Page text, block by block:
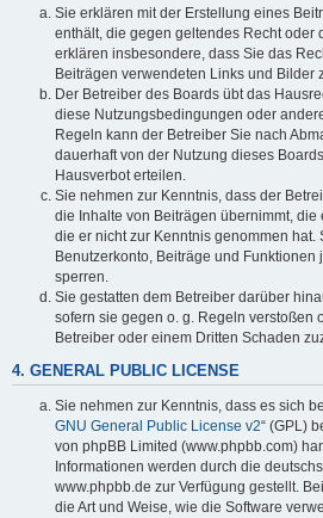
Sie erklären mit der Erstellung eines
enthält, die gegen geltendes Recht oder
erklären insbesondere, dass Sie das
Beiträgen verwendeten Links und Bilder
Der Betreiber des Boards übt das
diese Nutzungsbedingungen oder
Regeln kann der Betreiber Sie nach
dauerhaft von der Nutzung dieses
Hausverbot erteilen.
Sie nehmen zur Kenntnis, dass der
die Inhalte von Beiträgen übernimmt, die
die er nicht zur Kenntnis genommen hat.
Benutzerkonto, Beiträge und Funktionen
sperren.
Sie gestatten dem Betreiber darüber
sofern sie gegen o. g. Regeln verstoßen
Betreiber oder einem Dritten Schaden
4. GENERAL PUBLIC LICENSE
Sie nehmen zur Kenntnis, dass es sich
GNU General Public License v2“ (GPL)
von phpBB Limited (www.phpbb.com)
Informationen werden durch die
www.phpbb.de zur Verfügung gestellt.
die Art und Weise, wie die Software